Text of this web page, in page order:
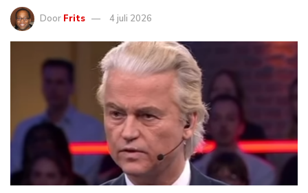
Door Frits 4 juli 2026